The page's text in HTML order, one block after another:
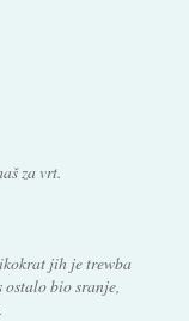
za vrt.
jih je trewba
bio sranje,